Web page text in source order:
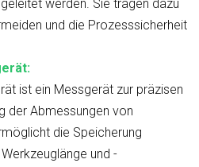
werden. Sie tragen dazu
und die Prozesssicherheit
ist ein Messgerät zur präzisen
der Abmessungen von
die Speicherung
und -